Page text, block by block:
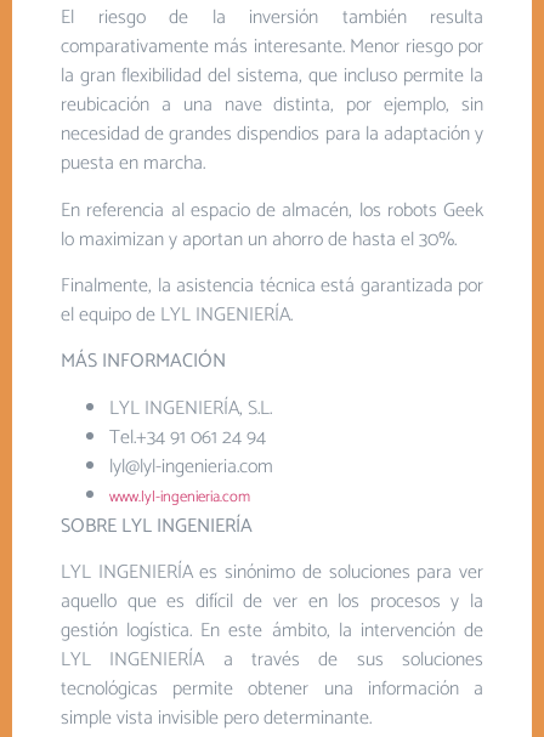
El riesgo de la inversión también resulta
comparativamente más interesante. Menor riesgo por
la gran flexibilidad del sistema, que incluso permite la
reubicación a una nave distinta, por ejemplo, sin
necesidad de grandes dispendios para la adaptación y
puesta en marcha.
En referencia al espacio de almacén, los robots Geek
lo maximizan y aportan un ahorro de hasta el 30%.
Finalmente, la asistencia técnica está garantizada por
el equipo de LYL INGENIERÍA.
MÁS INFORMACIÓN
LYL INGENIERÍA, S.L.
Tel.+34 91 061 24 94
lyl@lyl-ingenieria.com
www.lyl-ingenieria.com
SOBRE LYL INGENIERÍA
LYL INGENIERÍA es sinónimo de soluciones para ver
aquello que es difícil de ver en los procesos y la
gestión logística. En este ámbito, la intervención de
LYL INGENIERÍA a través de sus soluciones
tecnológicas permite obtener una información a
simple vista invisible pero determinante.